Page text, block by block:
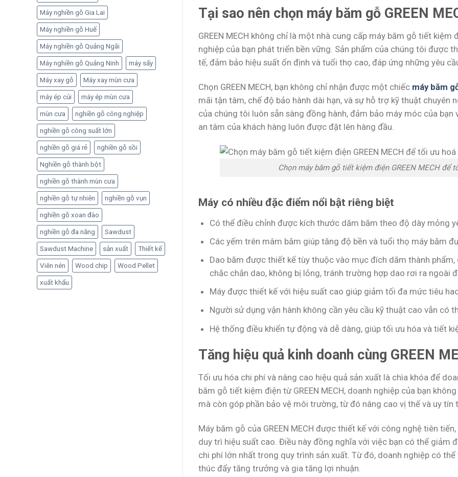
Máy nghiền gỗ Gia Lai
Máy nghiền gỗ Huế
Máy nghiền gỗ Quảng Ngãi
Máy nghiền gỗ Quảng Ninh máy sấy
Máy xay gỗ Máy xay mùn cưa
máy ép củi máy ép mùn cưa
mùn cưa nghiền gỗ công nghiệp
nghiền gỗ công suất lớn
nghiền gỗ giá rẻ nghiền gỗ sồi
Nghiền gỗ thành bột
nghiền gỗ thành mùn cưa
nghiền gỗ tự nhiên nghiền gỗ vụn
nghiền gỗ xoan đào
nghiền gỗ đa năng Sawdust
Sawdust Machine sản xuất Thiết kế
Viên nén Wood chip Wood Pellet
xuất khẩu
Tại sao nên chọn máy băm gỗ GREEN
GREEN MECH không chỉ là một nhà cung cấp máy băm gỗ tiết
nghiệp của bạn phát triển bền vững. Sản phẩm của chúng tôi được
tế, đảm bảo hiệu suất ổn định và tuổi thọ cao, đáp ứng những yêu
Chọn GREEN MECH, bạn không chỉ nhận được một chiếc máy băm
mãi tận tâm, chế độ bảo hành dài hạn, và sự hỗ trợ kỹ thuật chuyên
của chúng tôi luôn sẵn sàng đồng hành, đảm bảo máy móc của bạn
an tâm của khách hàng luôn được đặt lên hàng đầu.
Chọn máy băm gỗ tiết kiệm điện GREEN MECH để
Máy có nhiều đặc điểm nổi bật riêng biệt
Có thể điều chỉnh được kích thước dăm băm theo độ dày mỏng
Các yếm trên mâm băm giúp tăng độ bền và tuổi thọ máy băm
Dao băm được thiết kế tùy thuộc vào mục đích dăm thành
chắc chắn dao, không bị lỏng, tránh trường hợp dao rơi ra ngoài
Máy được thiết kế với hiệu suất cao giúp giảm tối đa mức tiêu
Người sử dụng vận hành không cần yêu cầu kỹ thuật cao vẫn có
Hệ thống điều khiển tự động và dễ dàng, giúp tối ưu hóa và tiết
Tăng hiệu quả kinh doanh cùng GREEN
Tối ưu hóa chi phí và nâng cao hiệu quả sản xuất là chìa khóa để
băm gỗ tiết kiệm điện từ GREEN MECH, doanh nghiệp của bạn
mà còn góp phần bảo vệ môi trường, từ đó nâng cao vị thế và uy tín
Máy băm gỗ của GREEN MECH được thiết kế với công nghệ tiên
duy trì hiệu suất cao. Điều này đồng nghĩa với việc bạn có thể giảm
chi phí lớn nhất trong quy trình sản xuất. Từ đó, doanh nghiệp có
thúc đẩy tăng trưởng và gia tăng lợi nhuận.